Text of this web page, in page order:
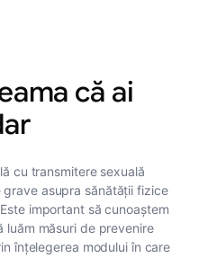
că ai
cu transmitere sexuală
asupra sănătății fizice
important să cunoaștem
luăm măsuri de prevenire
înțelegerea modului în care